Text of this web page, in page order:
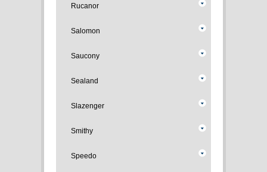
Rucanor
Salomon
Saucony
Sealand
Slazenger
Smithy
Speedo